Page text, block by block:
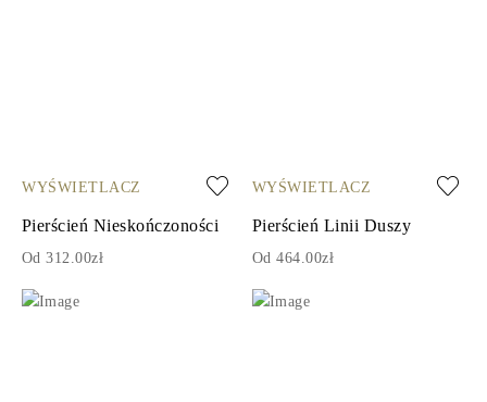
WYŚWIETLACZ
Pierścień Nieskończoności
Od 312.00zł
WYŚWIETLACZ
Pierścień Linii Duszy
Od 464.00zł